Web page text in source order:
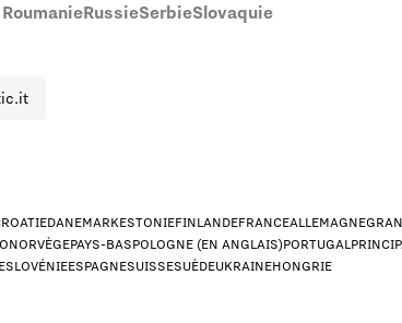
RoumanieRussieSerbieSlovaquie
DANEMARKESTONIEFINLANDEFRANCEALLEMAGNE
NORVÈGEPAYS-BASPOLOGNE (EN ANGLAIS)PORTUGAL
SLOVÉNIEESPAGNESUISSESUÈDEUKRAINEHONGRIE